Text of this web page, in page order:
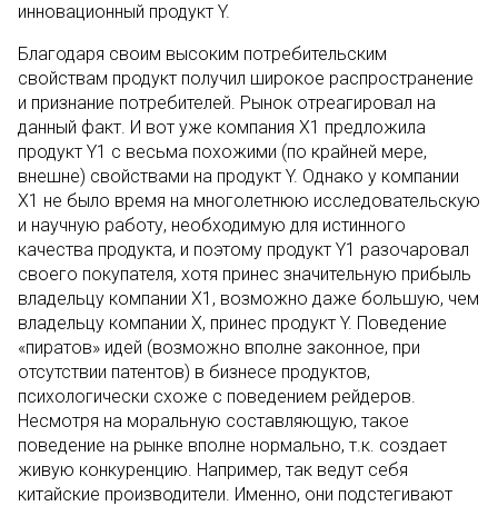
инновационный продукт Y.
Благодаря своим высоким потребительским
свойствам продукт получил широкое распространение
и признание потребителей. Рынок отреагировал на
данный факт. И вот уже компания Х1 предложила
продукт Y1 с весьма похожими (по крайней мере,
внешне) свойствами на продукт Y. Однако у компании
Х1 не было время на многолетнюю исследовательскую
и научную работу, необходимую для истинного
качества продукта, и поэтому продукт Y1 разочаровал
своего покупателя, хотя принес значительную прибыль
владельцу компании Х1, возможно даже большую, чем
владельцу компании Х, принес продукт Y. Поведение
«пиратов» идей (возможно вполне законное, при
отсутствии патентов) в бизнесе продуктов,
психологически схоже с поведением рейдеров.
Несмотря на моральную составляющую, такое
поведение на рынке вполне нормально, т.к. создает
живую конкуренцию. Например, так ведут себя
китайские производители. Именно, они подстегивают